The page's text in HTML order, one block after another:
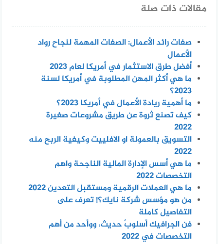
مقالات ذات صلة
صفات رائد الأعمال: الصفات المهمة لنجاح رواد
الأعمال
أفضل طرق الاستثمار في أمريكا لعام 2023
ما هي أكثر المهن المطلوبة في أمريكا لسنة
2023؟
ما أهمية ريادة الأعمال في أمريكا 2023؟
كيف تصنع ثروة عن طريق مشروعات صغيرة
2022
التسويق بالعمولة او الافلييت وكيفية الربح منه
2022
ما هي أسس الإدارة المالية الناجحة واهم
التخصصات 2022
ما هي العملات الرقمية ومستقبل التعدين 2022
من هو مؤسس شركة نايك؟! تعرف على
التفاصيل كاملة
فن الجرافيك أسلوبٌ حديث، ووأحد من أهم
التخصصات في 2022